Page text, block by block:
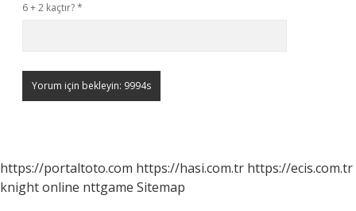
6 + 2 kaçtır?*
https://portaltoto.com https://hasi.com.tr https://ecis.com.tr
knight online nttgame Sitemap